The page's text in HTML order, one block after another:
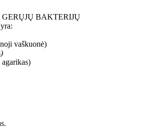
GERŲJŲ BAKTERIJŲ
vaškuonė)
)